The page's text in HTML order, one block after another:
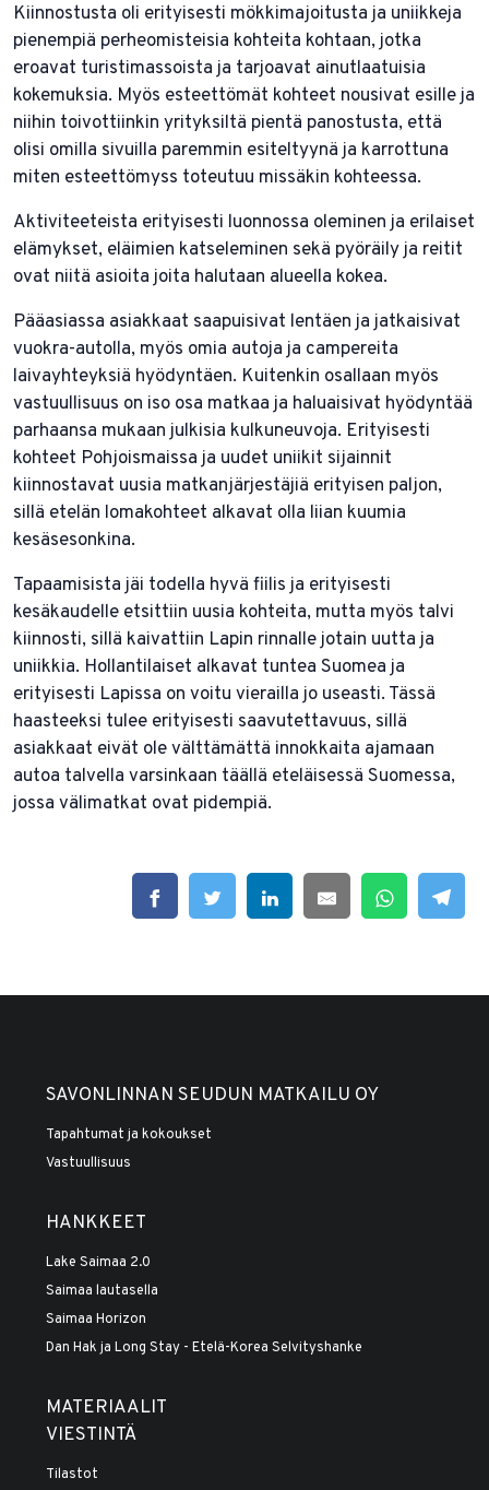
Kiinnostusta oli erityisesti mökkimajoitusta ja uniikkeja
pienempiä perheomisteisia kohteita kohtaan, jotka
eroavat turistimassoista ja tarjoavat ainutlaatuisia
kokemuksia. Myös esteettömät kohteet nousivat esille ja
niihin toivottiinkin yrityksiltä pientä panostusta, että
olisi omilla sivuilla paremmin esiteltyynä ja karrottuna
miten esteettömyss toteutuu missäkin kohteessa.
Aktiviteeteista erityisesti luonnossa oleminen ja erilaiset
elämykset, eläimien katseleminen sekä pyöräily ja reitit
ovat niitä asioita joita halutaan alueella kokea.
Pääasiassa asiakkaat saapuisivat lentäen ja jatkaisivat
vuokra-autolla, myös omia autoja ja campereita
laivayhteyksiä hyödyntäen. Kuitenkin osallaan myös
vastuullisuus on iso osa matkaa ja haluaisivat hyödyntää
parhaansa mukaan julkisia kulkuneuvoja. Erityisesti
kohteet Pohjoismaissa ja uudet uniikit sijainnit
kiinnostavat uusia matkanjärjestäjiä erityisen paljon,
sillä etelän lomakohteet alkavat olla liian kuumia
kesäsesonkina.
Tapaamisista jäi todella hyvä fiilis ja erityisesti
kesäkaudelle etsittiin uusia kohteita, mutta myös talvi
kiinnosti, sillä kaivattiin Lapin rinnalle jotain uutta ja
uniikkia. Hollantilaiset alkavat tuntea Suomea ja
erityisesti Lapissa on voitu vierailla jo useasti. Tässä
haasteeksi tulee erityisesti saavutettavuus, sillä
asiakkaat eivät ole välttämättä innokkaita ajamaan
autoa talvella varsinkaan täällä eteläisessä Suomessa,
jossa välimatkat ovat pidempiä.
SAVONLINNAN SEUDUN MATKAILU OY
Tapahtumat ja kokoukset
Vastuullisuus
HANKKEET
Lake Saimaa 2.0
Saimaa lautasella
Saimaa Horizon
Dan Hak ja Long Stay - Etelä-Korea Selvityshanke
MATERIAALIT
VIESTINTÄ
Tilastot